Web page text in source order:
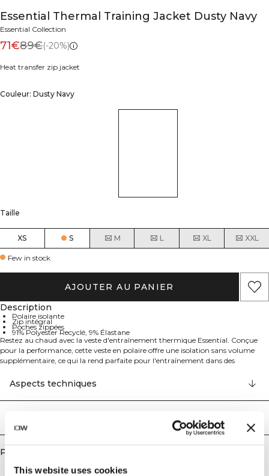
This website uses cookies
Essential Thermal Training Jacket Dusty Navy
Essential Collection
71€89€(-20%)
Heat transfer zip jacket
Couleur: Dusty Navy
Taille
XS S M L XL XXL
Few in stock
AJOUTER AU PANIER
Description
Polaire isolante
Zip intégral
Poches zippées
91% Polyester Recyclé, 9% Élastane
Restez au chaud avec la veste d'entraînement thermique Essential. Conçue
pour la performance, cette veste en polaire offre une isolation sans volume
supplémentaire, ce qui la rend parfaite pour l'entraînement dans des
les poches zippées gardent vos essentiels en sécurité. La fermeture éclair sur
toute la longueur et la polaire isolante procurent chaleur et confort pendant
vos séances d'entraînement. 91% Polyester Recyclé, 9% Elastan
Aspects techniques
Produits similaires